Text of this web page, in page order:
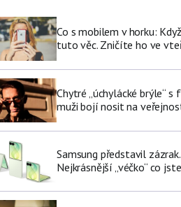
Co s mobilem v horku:
tuto věc. Zničíte ho ve
Chytré „úchylácké brýle“
muži bojí nosit na
Samsung představil
Nejkrásnější „véčko“ co